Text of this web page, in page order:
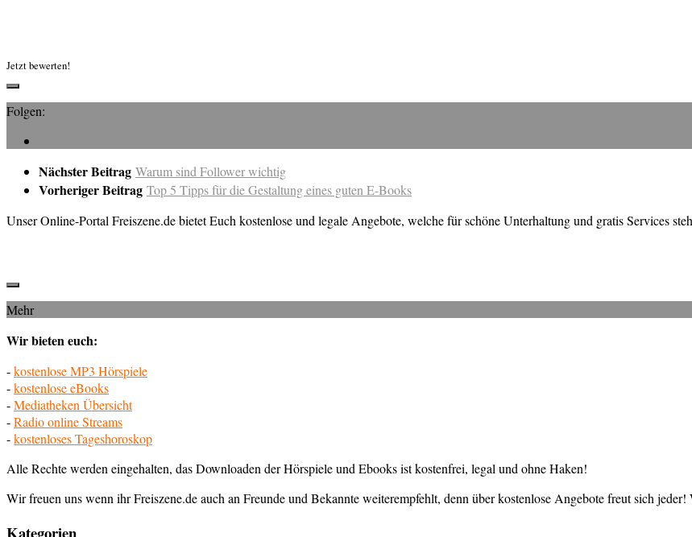
Jetzt bewerten!
Folgen:
Nächster Beitrag Warum sind Follower wichtig
Vorheriger Beitrag Top 5 Tipps für die Gestaltung eines guten E-Books
Unser Online-Portal Freiszene.de bietet Euch kostenlose und legale Angebote, welche für schöne Unterhaltung und gratis Services
Mehr
Wir bieten euch:
-kostenlose MP3 Hörspiele
-kostenlose eBooks
-Mediatheken Übersicht
-Radio online Streams
-kostenloses Tageshoroskop
Alle Rechte werden eingehalten, das Downloaden der Hörspiele und Ebooks ist kostenfrei, legal und ohne Haken!
Wir freuen uns wenn ihr Freiszene.de auch an Freunde und Bekannte weiterempfehlt, denn über kostenlose Angebote freut sich
Kategorien